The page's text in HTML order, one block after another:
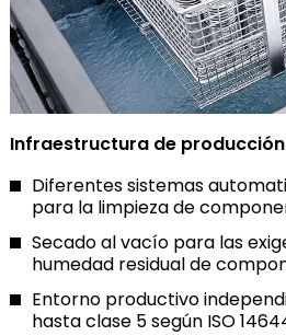
Infraestructura de
Diferentes sistemas
para la limpieza de
Secado al vacío para las
humedad residual de
Entorno productivo
hasta clase 5 según ISO